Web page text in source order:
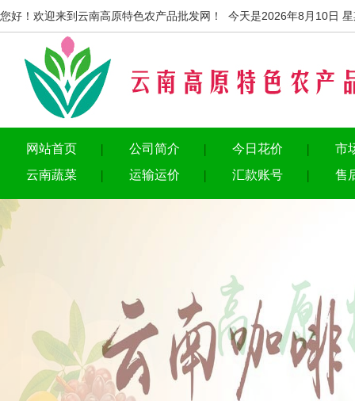
您好！欢迎来到云南高原特色农产品批发网！ 今天是2026年8月10日
网站首页 公司简介 今日花价
市
云南蔬菜
运输运价 汇款账号 售